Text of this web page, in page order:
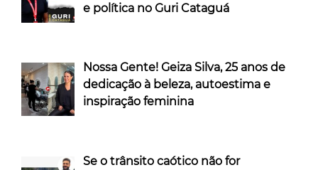
e política no Guri Cataguá
Nossa Gente! Geiza Silva, 25 anos de
dedicação à beleza, autoestima e
inspiração feminina
Se o trânsito caótico não for